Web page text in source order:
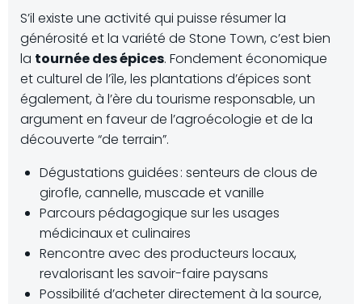
S’il existe une activité qui puisse résumer la
générosité et la variété de Stone Town, c’est bien
la tournée des épices. Fondement économique
et culturel de l’île, les plantations d’épices sont
également, à l’ère du tourisme responsable, un
argument en faveur de l’agroécologie et de la
découverte “de terrain”.
Dégustations guidées : senteurs de clous de
girofle, cannelle, muscade et vanille
Parcours pédagogique sur les usages
médicinaux et culinaires
Rencontre avec des producteurs locaux,
revalorisant les savoir-faire paysans
Possibilité d’acheter directement à la source,